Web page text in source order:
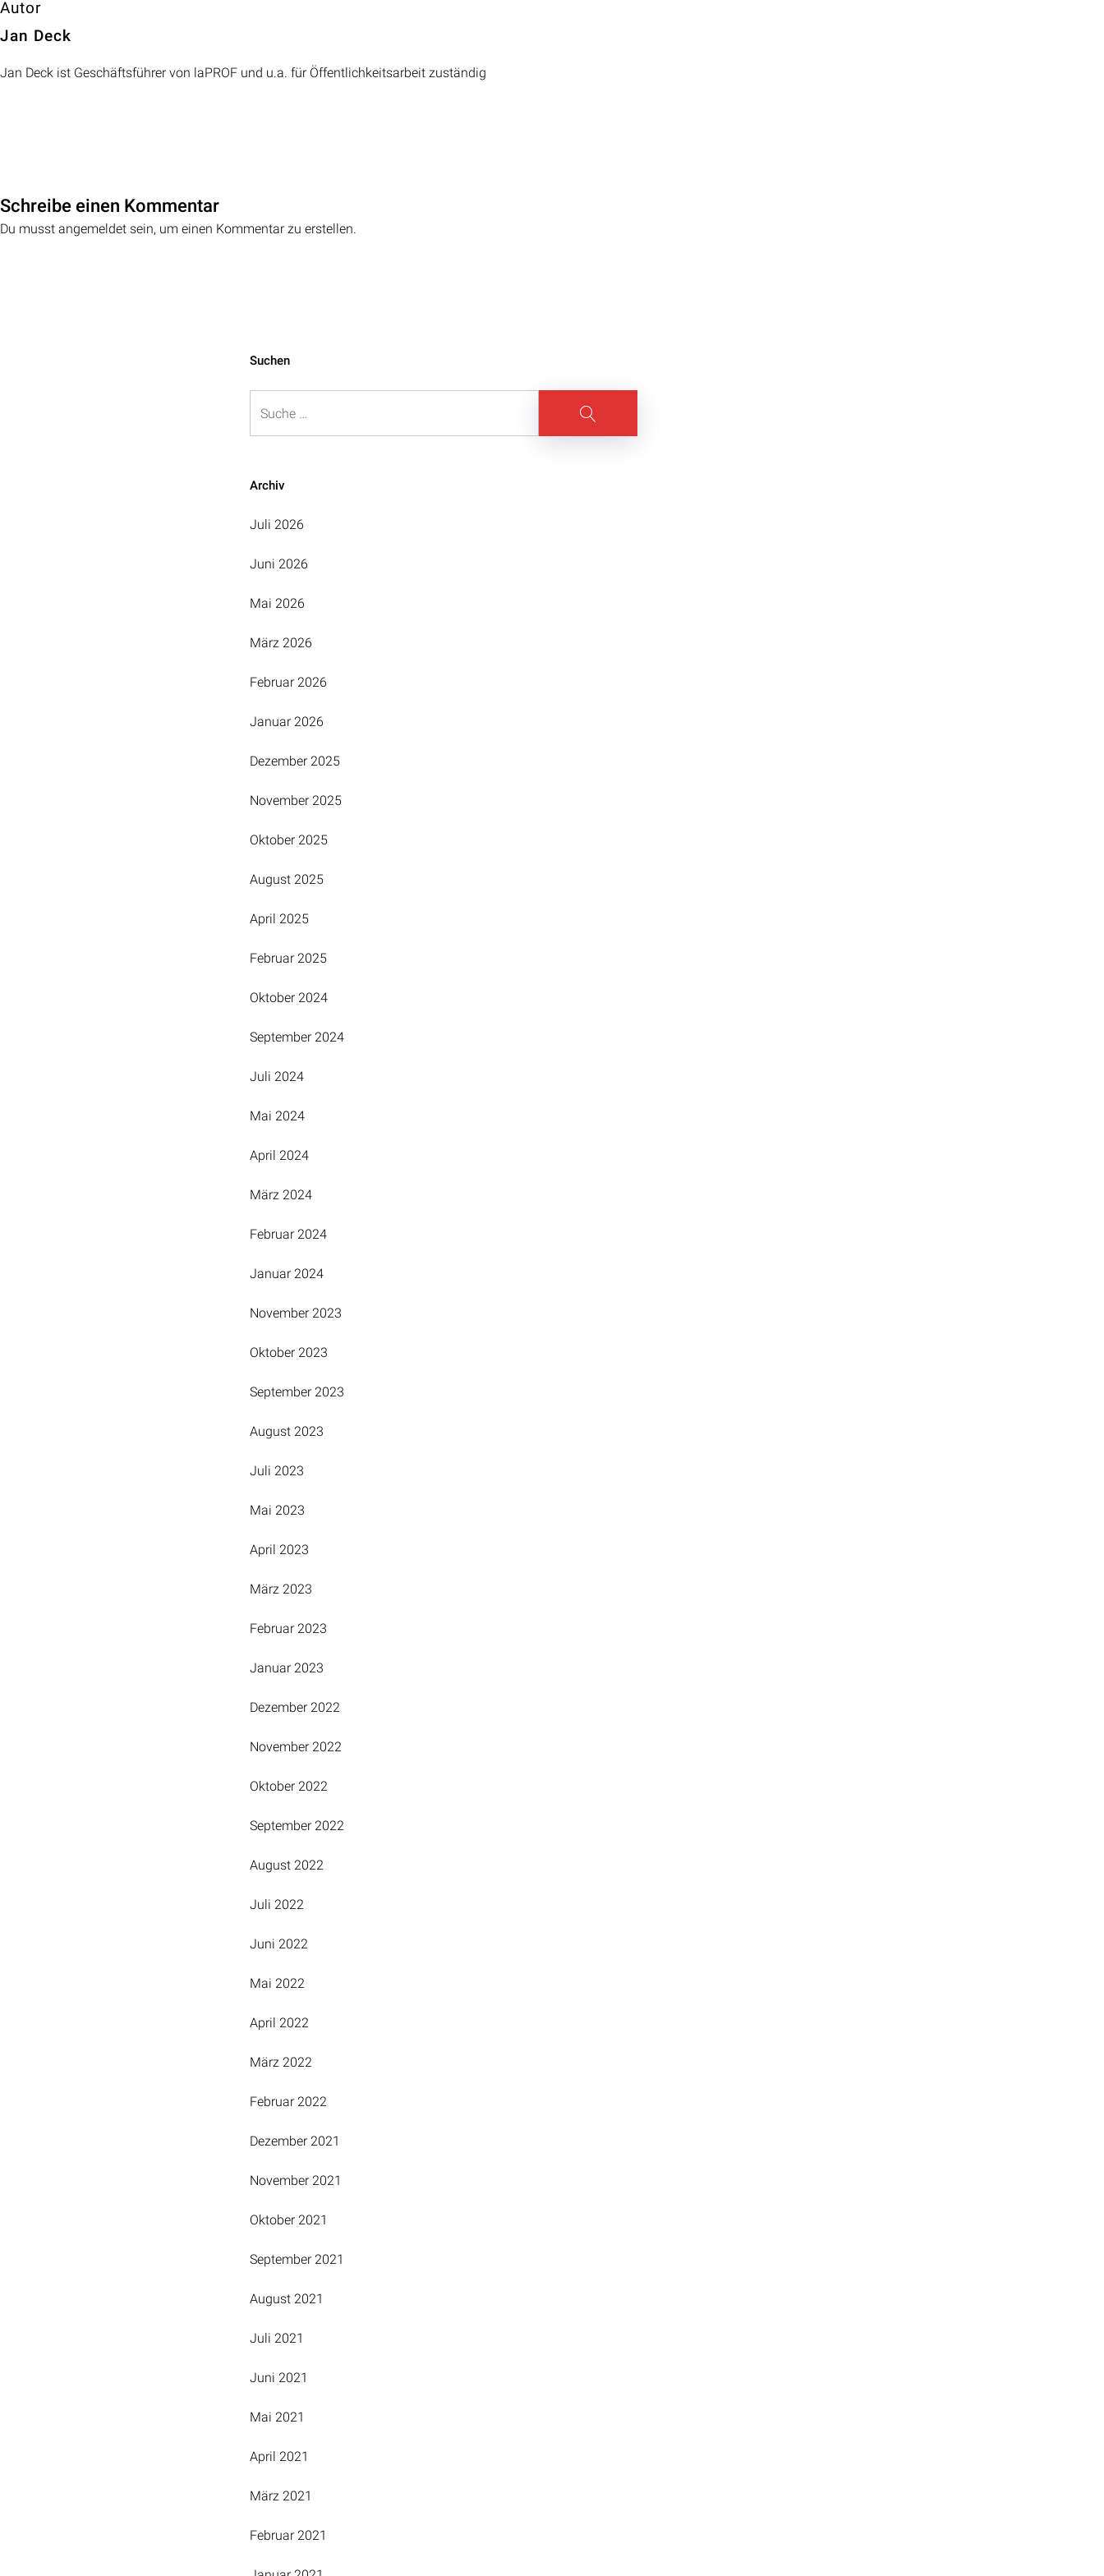
Autor
Jan Deck
Jan Deck ist Geschäftsführer von laPROF und u.a. für Öffentlichkeitsarbeit zuständig
Schreibe einen Kommentar
Du musst angemeldet sein, um einen Kommentar zu erstellen.
Beitragsnavigation
Suchen
Suche
Archiv
Juli 2026
Juni 2026
Mai 2026
März 2026
Februar 2026
Januar 2026
Dezember 2025
November 2025
Oktober 2025
August 2025
April 2025
Februar 2025
Oktober 2024
September 2024
Juli 2024
Mai 2024
April 2024
März 2024
Februar 2024
Januar 2024
November 2023
Oktober 2023
September 2023
August 2023
Juli 2023
Mai 2023
April 2023
März 2023
Februar 2023
Januar 2023
Dezember 2022
November 2022
Oktober 2022
September 2022
August 2022
Juli 2022
Juni 2022
Mai 2022
April 2022
März 2022
Februar 2022
Dezember 2021
November 2021
Oktober 2021
September 2021
August 2021
Juli 2021
Juni 2021
Mai 2021
April 2021
März 2021
Februar 2021